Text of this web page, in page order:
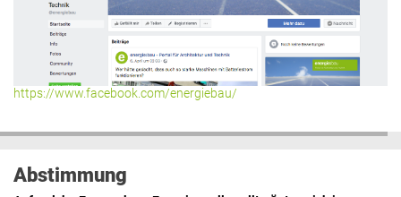
https://www.facebook.com/energiebau/
Abstimmung